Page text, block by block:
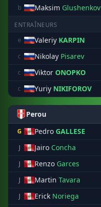
b Maksim Glushenkov
ENTRAÎNEURS
e
Valeriy KARPIN
c Nikolay Pisarev
c Viktor ONOPKO
c Yuriy NIKIFOROV
Perou
G Pedro GALLESE
J Jairo Concha
J Renzo Garces
J Martin Tavara
J
Erick Noriega